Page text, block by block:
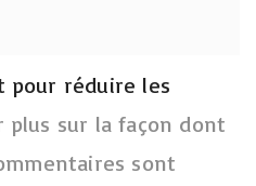
pour réduire les
plus sur la façon dont
sont